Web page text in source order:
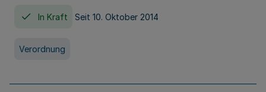
In Kraft Seit 10. Oktober 2014
Verordnung